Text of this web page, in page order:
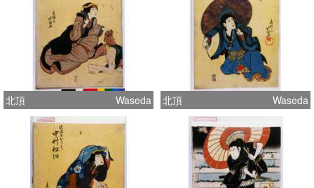
北頂 Waseda 北頂 Waseda